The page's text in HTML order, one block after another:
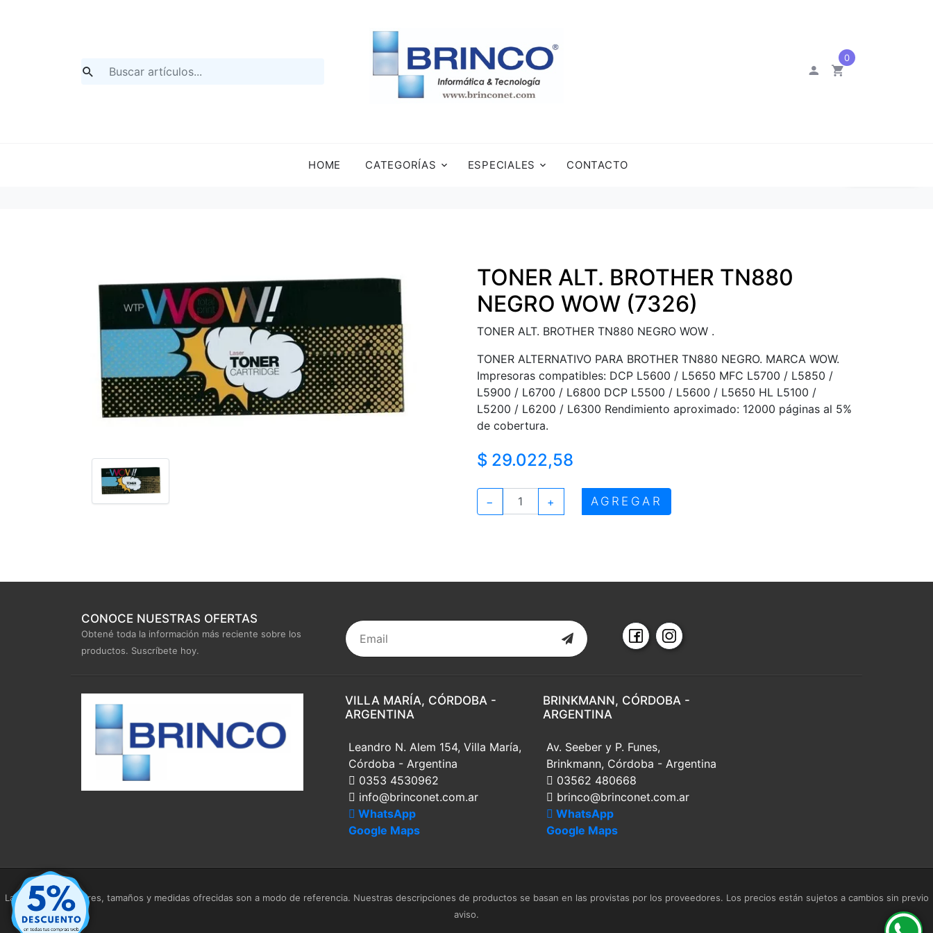
0
HOME CATEGORÍAS ESPECIALES CONTACTO
TONER ALT. BROTHER TN880
NEGRO WOW (7326)
TONER ALT. BROTHER TN880 NEGRO WOW .
TONER ALTERNATIVO PARA BROTHER TN880 NEGRO. MARCA WOW.
Impresoras compatibles: DCP L5600 / L5650 MFC L5700 / L5850 /
L5900 / L6700 / L6800 DCP L5500 / L5600 / L5650 HL L5100 /
L5200 / L6200 / L6300 Rendimiento aproximado: 12000 páginas al 5%
de cobertura.
$ 29.022,58
− + AGREGAR
CONOCE NUESTRAS OFERTAS
Obtené toda la información más reciente sobre los
productos. Suscríbete hoy.
VILLA MARÍA, CÓRDOBA -
ARGENTINA
Leandro N. Alem 154, Villa María,
Córdoba - Argentina
0353 4530962
info@brinconet.com.ar
WhatsApp
Google Maps
BRINKMANN, CÓRDOBA -
ARGENTINA
Av. Seeber y P. Funes,
Brinkmann, Córdoba - Argentina
03562 480668
brinco@brinconet.com.ar
WhatsApp
Google Maps
Las imágenes, colores, tamaños y medidas ofrecidas son a modo de referencia. Nuestras descripciones de productos se basan en las provistas por los proveedores. Los precios están sujetos a cambios sin previo
aviso.